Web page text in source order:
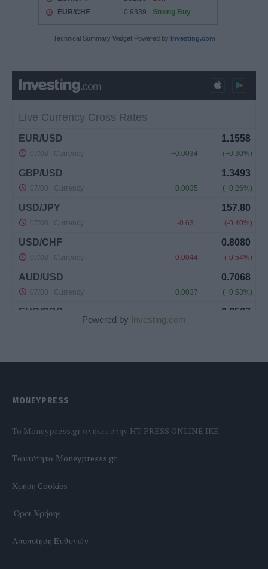
Technical Summary Widget Powered by Investing.com
Powered by Investing.com
MONEYPRESS
To Moneypress.gr ανήκει στην HT PRESS ONLINE IKE
Tαυτότητα Moneypresss.gr
Χρήση Cookies
'Οροι Χρήσης
Αποποίηση Ευθυνών